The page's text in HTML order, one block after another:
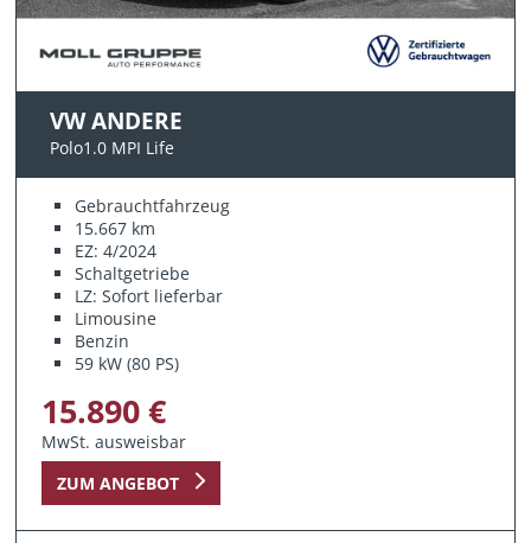
VW ANDERE
Polo1.0 MPI Life
Gebrauchtfahrzeug
15.667 km
EZ: 4/2024
Schaltgetriebe
LZ: Sofort lieferbar
Limousine
Benzin
59 kW (80 PS)
15.890 €
MwSt. ausweisbar
ZUM ANGEBOT